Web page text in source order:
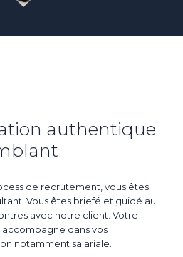
authentique
de recrutement, vous êtes
Vous êtes briefé et guidé au
avec notre client. Votre
accompagne dans vos
notamment salariale.